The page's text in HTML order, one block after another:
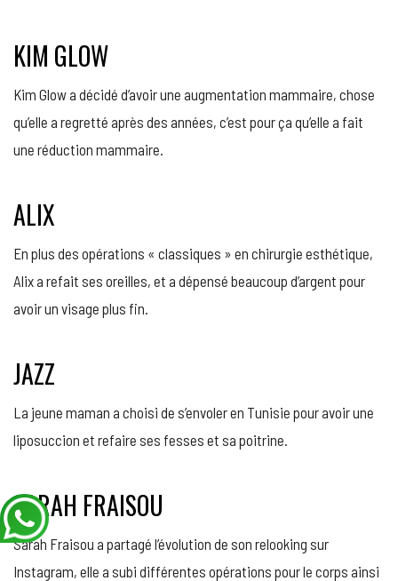
KIM GLOW
Kim Glow a décidé d’avoir une augmentation mammaire, chose
qu’elle a regretté après des années, c’est pour ça qu’elle a fait
une réduction mammaire.
ALIX
En plus des opérations « classiques » en chirurgie esthétique,
Alix a refait ses oreilles, et a dépensé beaucoup d’argent pour
avoir un visage plus fin.
JAZZ
La jeune maman a choisi de s’envoler en Tunisie pour avoir une
liposuccion et refaire ses fesses et sa poitrine.
SARAH FRAISOU
Sarah Fraisou a partagé l’évolution de son relooking sur
Instagram, elle a subi différentes opérations pour le corps ainsi